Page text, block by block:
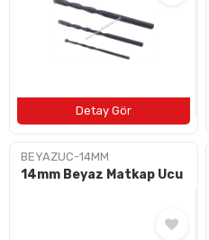
BEYAZUC-14MM
14mm Beyaz Matkap Ucu